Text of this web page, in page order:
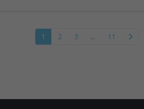
1 2 3 ... 11